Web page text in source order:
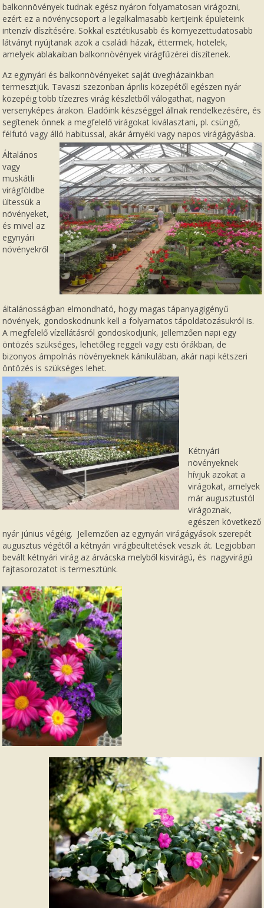
balkonnövények tudnak egész nyáron folyamatosan virágozni,
ezért ez a növénycsoport a legalkalmasabb kertjeink épületeink
intenzív díszítésére. Sokkal esztétikusabb és környezettudatosabb
látványt nyújtanak azok a családi házak, éttermek, hotelek,
amelyek ablakaiban balkonnövények virágfűzérei díszítenek.
Az egynyári és balkonnövényeket saját üvegházainkban
termesztjük. Tavaszi szezonban április közepétől egészen nyár
közepéig több tízezres virág készletből válogathat, nagyon
versenyképes árakon. Eladóink készséggel állnak rendelkezésére, és
segítenek önnek a megfelelő virágokat kiválasztani, pl. csüngő,
félfutó vagy álló habitussal, akár árnyéki vagy napos virágágyásba.
Általános
vagy
muskátli
virágföldbe
ültessük a
növényeket,
és mivel az
egynyári
növényekről
általánosságban elmondható, hogy magas tápanyagigényű
növények, gondoskodnunk kell a folyamatos tápoldatozásukról is.
A megfelelő vízellátásról gondoskodjunk, jellemzően napi egy
öntözés szükséges, lehetőleg reggeli vagy esti órákban, de
bizonyos ámpolnás növényeknek kánikulában, akár napi kétszeri
öntözés is szükséges lehet.
Kétnyári
növényeknek
hívjuk azokat a
virágokat, amelyek
már augusztustól
virágoznak,
egészen következő
nyár június végéig. Jellemzően az egynyári virágágyások szerepét
augusztus végétől a kétnyári virágbeültetések veszik át. Legjobban
bevált kétnyári virág az árvácska melyből kisvirágú, és nagyvirágú
fajtasorozatot is termesztünk.